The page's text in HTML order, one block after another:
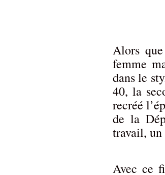
Alors
femme
dans le
40, la
recréé
de la
travail, un
Avec ce